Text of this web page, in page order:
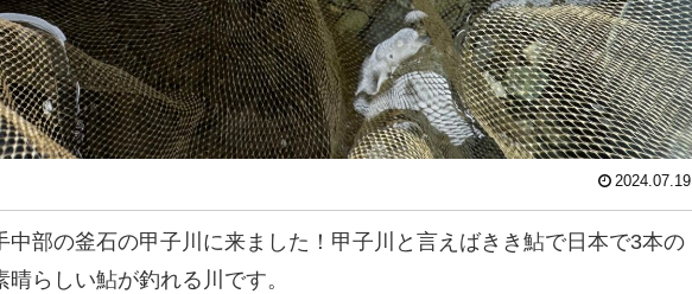
2024.07.19
中部の釜石の甲子川に来ました！甲子川と言えばきき鮎で日本で3本の
晴らしい鮎が釣れる川です。